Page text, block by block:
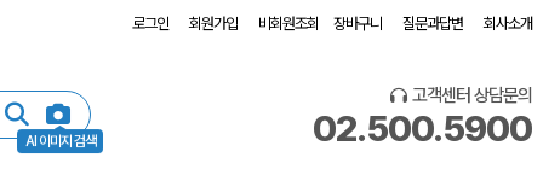
로그인 회원가입 비회원조회 장바구니 질문과답변 회사소개
AI 이미지 검색
고객센터 상담문의
02.500.5900